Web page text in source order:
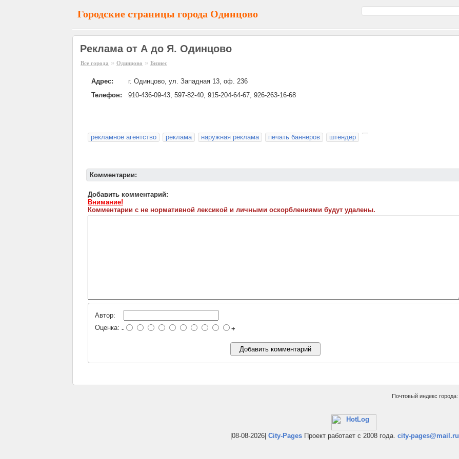
Городские страницы города Одинцово
Реклама от А до Я. Одинцово
Все города » Одинцово » Бизнес
Адрес:
г. Одинцово, ул. Западная 13, оф. 236
Телефон:
910-436-09-43, 597-82-40, 915-204-64-67, 926-263-16-68
рекламное агентство реклама наружная реклама печать баннеров штендер
Комментарии:
Добавить комментарий:
Внимание!
Комментарии с не нормативной лексикой и личными оскорблениями будут удалены.
Автор:
Оценка: - +
Почтовый индекс города:
|08-08-2026| City-Pages Проект работает с 2008 года. city-pages@mail.ru